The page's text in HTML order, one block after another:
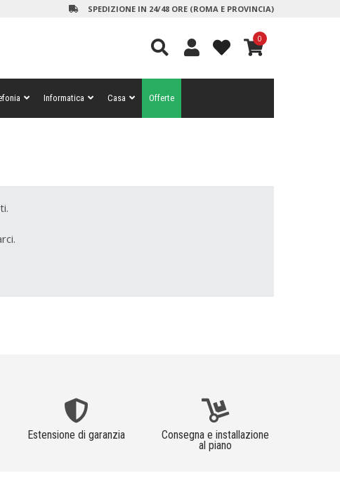
SPEDIZIONE IN 24/48 ORE (ROMA E PROVINCIA)
0
Informatica Casa Offerte
Estensione di garanzia Consegna e installazione
al piano